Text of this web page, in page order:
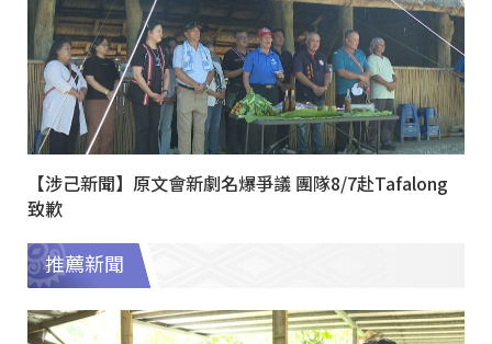
【涉己新聞】原文會新劇名爆爭議 團隊8/7赴Tafalong
致歉
推薦新聞